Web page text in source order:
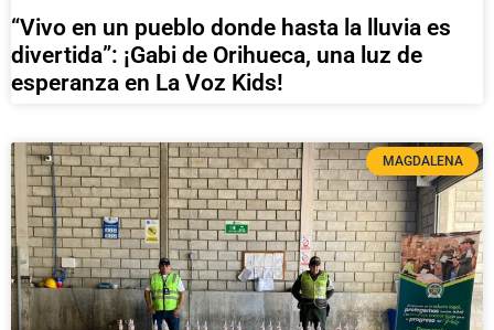
“Vivo en un pueblo donde hasta la lluvia es
divertida”: ¡Gabi de Orihueca, una luz de
esperanza en La Voz Kids!
MAGDALENA